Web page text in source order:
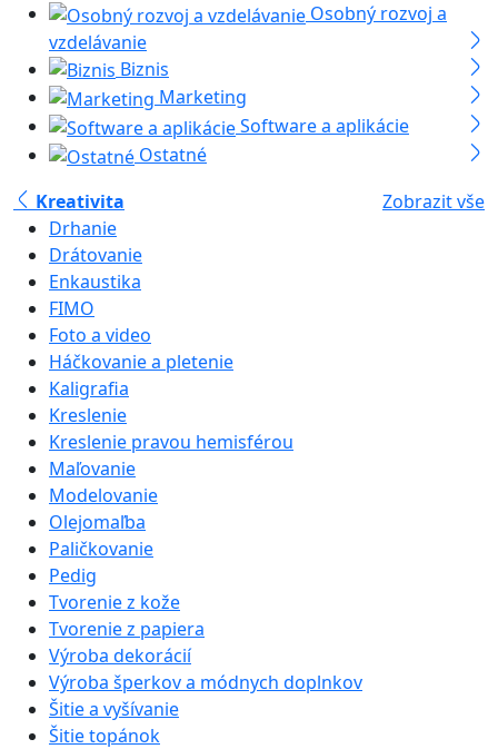
Osobný rozvoj a
vzdelávanie
Biznis
Marketing
Software a aplikácie
Ostatné
Kreativita
Zobrazit vše
Drhanie
Drátovanie
Enkaustika
FIMO
Foto a video
Háčkovanie a pletenie
Kaligrafia
Kreslenie
Kreslenie pravou hemisférou
Maľovanie
Modelovanie
Olejomaľba
Paličkovanie
Pedig
Tvorenie z kože
Tvorenie z papiera
Výroba dekorácií
Výroba šperkov a módnych doplnkov
Šitie a vyšívanie
Šitie topánok